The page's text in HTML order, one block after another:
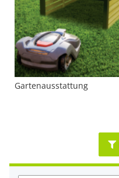
Gartenausstattung